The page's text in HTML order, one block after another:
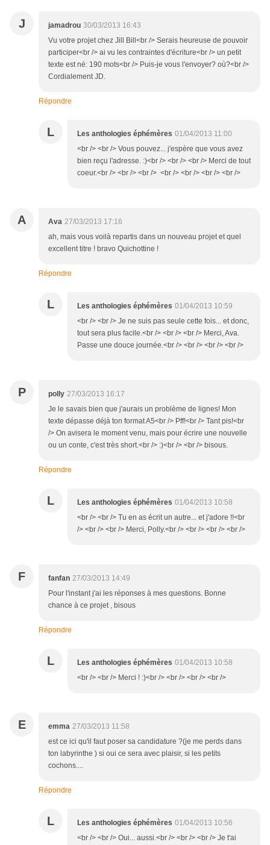
J jamadrou 30/03/2013 16:43
Vu votre projet chez Jill Bill<br /> Serais heureuse de pouvoir
participer<br /> ai vu les contraintes d'écriture<br /> un petit
texte est né: 190 mots<br /> Puis-je vous l'envoyer? où?<br />
Cordialement JD.
Répondre
L Les anthologies éphémères 01/04/2013 11:00
<br /> <br /> Vous pouvez... j'espère que vous avez
bien reçu l'adresse. :)<br /> <br /> <br /> Merci de tout
coeur.<br /> <br /> <br /> <br /> <br /> <br /> <br />
A Ava 27/03/2013 17:16
ah, mais vous voilà repartis dans un nouveau projet et quel
excellent titre ! bravo Quichottine !
Répondre
L Les anthologies éphémères 01/04/2013 10:59
<br /> <br /> Je ne suis pas seule cette fois... et donc,
tout sera plus facile.<br /> <br /> <br /> Merci, Ava.
Passe une douce journée.<br /> <br /> <br /> <br />
P polly 27/03/2013 16:17
Je le savais bien que j'aurais un problème de lignes! Mon
texte dépasse déjà ton format A5<br /> Pff!<br /> Tant pis!<br
/> On avisera le moment venu, mais pour écrire une nouvelle
ou un conte, c'est très short.<br /> :)<br /> <br /> bisous.
Répondre
L Les anthologies éphémères 01/04/2013 10:58
<br /> <br /> Tu en as écrit un autre... et j'adore !!<br
/> <br /> <br /> Merci, Polly.<br /> <br /> <br /> <br />
F fanfan 27/03/2013 14:49
Pour l'instant j'ai les réponses à mes questions. Bonne
chance à ce projet , bisous
Répondre
L Les anthologies éphémères 01/04/2013 10:58
<br /> <br /> Merci ! :)<br /> <br /> <br /> <br />
E emma 27/03/2013 11:58
est ce ici qu'il faut poser sa candidature ?(je me perds dans
ton labyrinthe ) si oui ce sera avec plaisir, si les petits
cochons....
Répondre
L Les anthologies éphémères 01/04/2013 10:56
<br /> <br /> Oui... aussi.<br /> <br /> <br /> Je t'ai